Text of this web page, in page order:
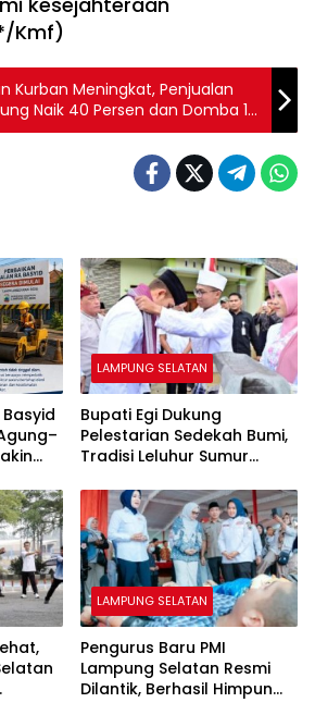
Kmf)
Kurban Meningkat, Penjualan
Naik 40 Persen dan Domba 121
LAMPUNG SELATAN
Bupati Egi Dukung
Pelestarian Sedekah Bumi,
Tradisi Leluhur Sumur
LAMPUNG SELATAN
Pengurus Baru PMI
Lampung Selatan Resmi
Dilantik, Berhasil Himpun